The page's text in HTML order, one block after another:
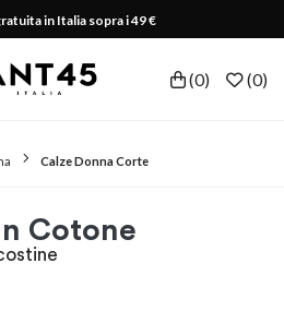
in Italia sopra i 49 €
(0) (0)
Calze Donna Corte
Cotone